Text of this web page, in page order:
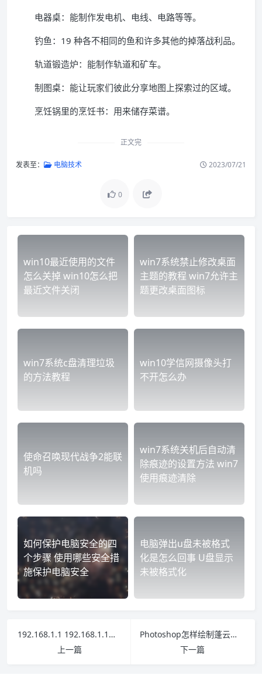
电器桌：能制作发电机、电线、电路等等。
钓鱼：19 种各不相同的鱼和许多其他的掉落战利品。
轨道锻造炉：能制作轨道和矿车。
制图桌：能让玩家们彼此分享地图上探索过的区域。
烹饪锅里的烹饪书：用来储存菜谱。
正文完
发表至： 电脑技术 2023/07/21
0
win10最近使用的文件
怎么关掉 win10怎么把
最近文件关闭
win7系统禁止修改桌面
主题的教程 win7允许主
题更改桌面图标
win7系统c盘清理垃圾
的方法教程
win10学信网摄像头打
不开怎么办
使命召唤现代战争2能联
机吗
win7系统关机后自动清
除痕迹的设置方法 win7
使用痕迹清除
如何保护电脑安全的四
个步骤 使用哪些安全措
施保护电脑安全
电脑弹出u盘未被格式
化是怎么回事 U盘显示
未被格式化
192.168.1.1 192.168.1.1官网登录入口
上一篇
Photoshop怎样绘制蓬云彩 ps怎么把云彩做成彩霞
下一篇